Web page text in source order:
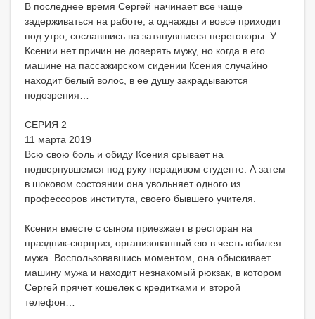
В последнее время Сергей начинает все чаще
задерживаться на работе, а однажды и вовсе приходит
под утро, сославшись на затянувшиеся переговоры. У
Ксении нет причин не доверять мужу, но когда в его
машине на пассажирском сидении Ксения случайно
находит белый волос, в ее душу закрадываются
подозрения…
СЕРИЯ 2
11 марта 2019
Всю свою боль и обиду Ксения срывает на
подвернувшемся под руку нерадивом студенте. А затем
в шоковом состоянии она увольняет одного из
профессоров института, своего бывшего учителя.
Ксения вместе с сыном приезжает в ресторан на
праздник-сюрприз, организованный ею в честь юбилея
мужа. Воспользовавшись моментом, она обыскивает
машину мужа и находит незнакомый рюкзак, в котором
Сергей прячет кошелек с кредитками и второй
телефон…